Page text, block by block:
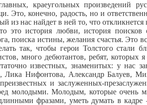
краеугольных произведений
Это, конечно, радость, но и
из нас найдет в ней то, что откликнется
это история любви, история поисков
поиска истины, желания счастья. Это
так, чтобы герои Толстого стали
много дебютантов, ребят, которых я
известных, знаменитых: у нас
Лика Нифонтова, Александр Балуев,
и заслуженных-
молодыми. Молодым, которые очень
фразами, уметь думать в